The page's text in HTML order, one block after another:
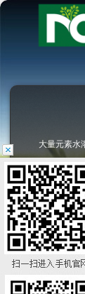
大量元素水
中微量元素
微量元素水
掺混肥/复合
含腐植酸水
液体肥料